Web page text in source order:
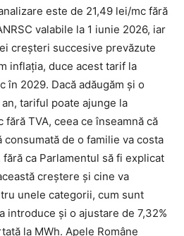
este de 21,49 lei/mc fără
valabile la 1 iunie 2026, iar
creșteri succesive prevăzute
inflația, duce acest tarif la
în 2029. Dacă adăugăm și o
tariful poate ajunge la
TVA, ceea ce înseamnă că
consumată de o familie va costa
ca Parlamentul să fi explicat
creștere și cine va
unele categorii, cum sunt
introduce și o ajustare de 7,32%
la MWh. Apele Române